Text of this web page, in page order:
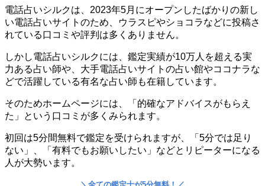
電話占いシルクは、2023年5月にオープンしたばかりの新し
い電話占いサイトのため、ウラスピやショコラなどに投稿さ
れている口コミや評判は多くありません。
しかし電話占いシルクには、鑑定実績が10万人を超える実
力ある占い師や、大手電話占いサイトの占い館やココナラな
どで活躍している有名な占い師も在籍しています。
そのためホームページには、「的確なアドバイスがもらえ
た」という口コミが多くみられます。
初回は5分間無料で鑑定を受けられますが、「5分では足り
ない」、「有料でもお願いしたい」などとリピーターになる
人が大勢います。